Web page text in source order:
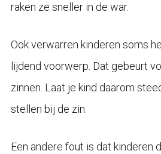
raken ze sneller in de war.
Ook verwarren kinderen soms
lijdend voorwerp. Dat gebeurt
zinnen. Laat je kind daarom
stellen bij de zin.
Een andere fout is dat kinderen